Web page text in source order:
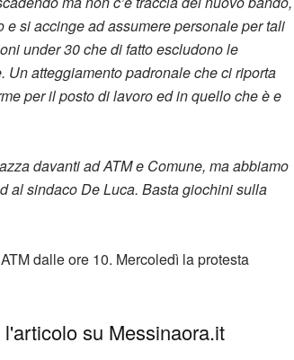
e si accinge ad assumere personale per tali
under 30 che di fatto escludono le
atteggiamento padronale che ci riporta
per il posto di lavoro ed in quello che è e
davanti ad ATM e Comune, ma abbiamo
al sindaco De Luca. Basta giochini sulla
dalle ore 10. Mercoledì la protesta
su Messinaora.it